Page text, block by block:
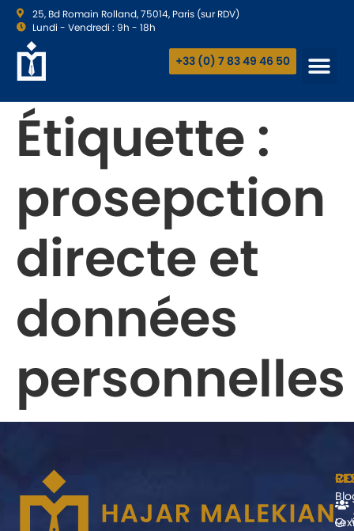
25, Bd Romain Rolland, 75014, Paris (sur RDV)
Lundi - Vendredi : 9h - 18h
+33 (0) 7 83 49 46 50
Étiquette :
prosepction
directe et
données
personnelles